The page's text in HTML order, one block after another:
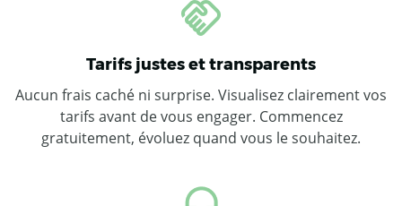
Tarifs justes et transparents
Aucun frais caché ni surprise. Visualisez clairement vos
tarifs avant de vous engager. Commencez
gratuitement, évoluez quand vous le souhaitez.